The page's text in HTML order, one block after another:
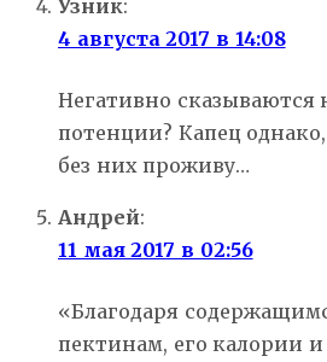
Узник:
4 августа 2017 в 14:08
Негативно сказываются
потенции? Капец
без них проживу…
Андрей:
11 мая 2017 в 02:56
«Благодаря
пектинам, его калории и